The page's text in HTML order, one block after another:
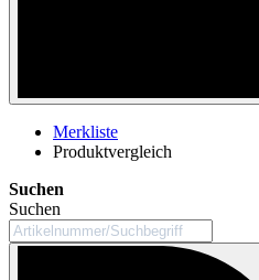
Merkliste
Produktvergleich
Suchen
Suchen